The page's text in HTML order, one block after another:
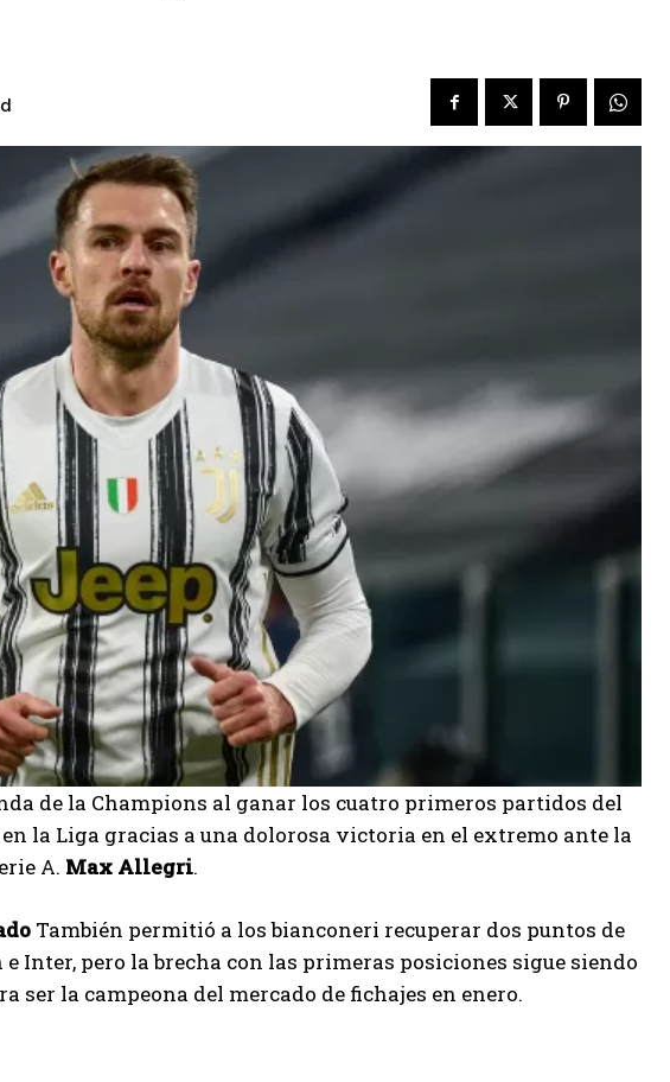
de la Champions al ganar los cuatro primeros partidos del
la Liga gracias a una dolorosa victoria en el extremo ante la
A. Max Allegri.
También permitió a los bianconeri recuperar dos puntos de
Inter, pero la brecha con las primeras posiciones sigue siendo
ser la campeona del mercado de fichajes en enero.